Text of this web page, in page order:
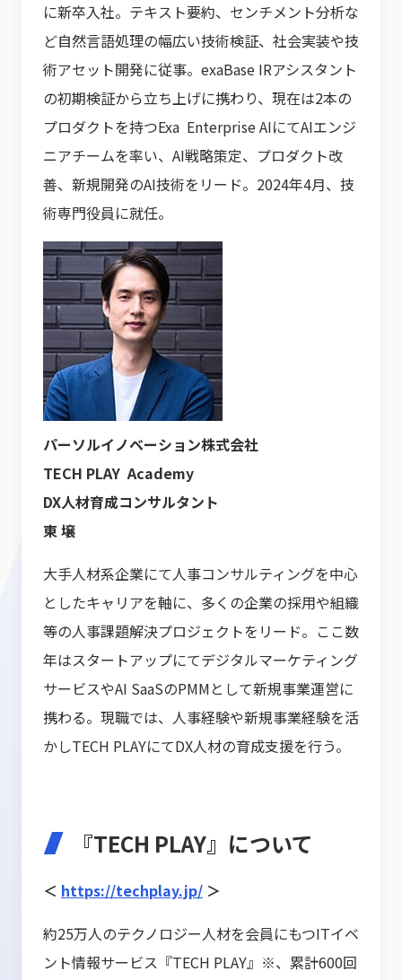
に新卒入社。テキスト要約、センチメント分析な
ど自然言語処理の幅広い技術検証、社会実装や技
術アセット開発に従事。exaBase IRアシスタント
の初期検証から立ち上げに携わり、現在は2本の
プロダクトを持つExa Enterprise AIにてAIエンジ
ニアチームを率い、AI戦略策定、プロダクト改
善、新規開発のAI技術をリード。2024年4月、技
術専門役員に就任。
パーソルイノベーション株式会社
TECH PLAY Academy
DX人材育成コンサルタント
東 壌
大手人材系企業にて人事コンサルティングを中心
としたキャリアを軸に、多くの企業の採用や組織
等の人事課題解決プロジェクトをリード。ここ数
年はスタートアップにてデジタルマーケティング
サービスやAI SaaSのPMMとして新規事業運営に
携わる。現職では、人事経験や新規事業経験を活
かしTECH PLAYにてDX人材の育成支援を行う。
『TECH PLAY』について
＜ https://techplay.jp/ ＞
約25万人のテクノロジー人材を会員にもつITイベ
ント情報サービス『TECH PLAY』※、累計600回